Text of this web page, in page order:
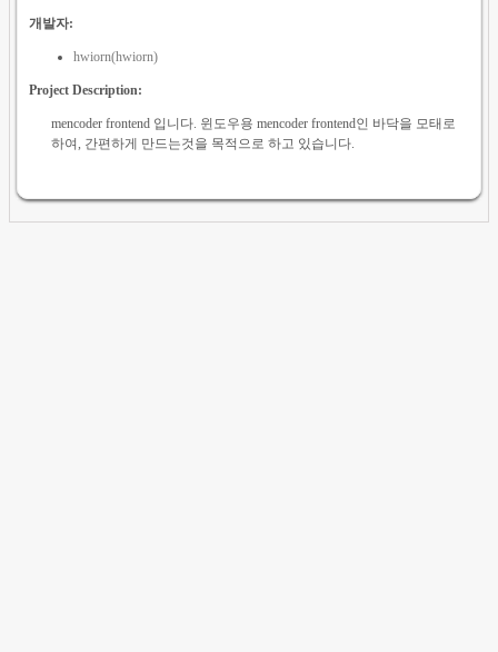
개발자:
hwiorn(hwiorn)
Project Description:
mencoder frontend 입니다. 윈도우용 mencoder frontend인 바닥을 모태로
하여, 간편하게 만드는것을 목적으로 하고 있습니다.